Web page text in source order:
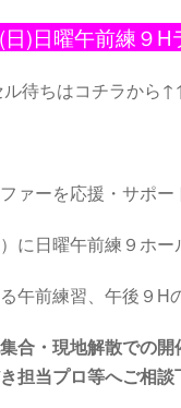
日)日曜午前練９
待ちはコチラから
ァーを応援・サポー
に日曜午前練９ホ
午前練習、午後９H
合・現地解散での
担当プロ等へご相談